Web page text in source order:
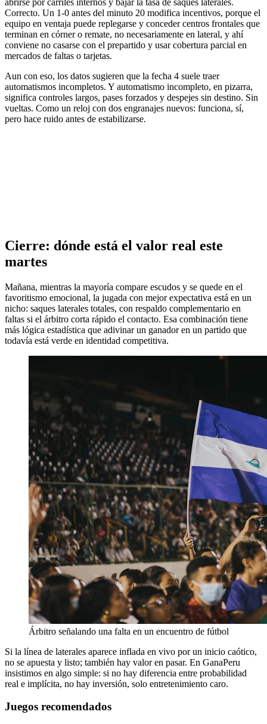
Correcto. Un 1-0 antes del minuto 20 modifica incentivos, porque el
equipo en ventaja puede replegarse y conceder centros frontales que
terminan en córner o remate, no necesariamente en lateral, y ahí
conviene no casarse con el prepartido y usar cobertura parcial en
mercados de faltas o tarjetas.
Aun con eso, los datos sugieren que la fecha 4 suele traer
automatismos incompletos. Y automatismo incompleto, en pizarra,
significa controles largos, pases forzados y despejes sin destino. Sin
vueltas. Como un reloj con dos engranajes nuevos: funciona, sí,
pero hace ruido antes de estabilizarse.
Cierre: dónde está el valor real este
martes
Mañana, mientras la mayoría compare escudos y se quede en el
favoritismo emocional, la jugada con mejor expectativa está en un
nicho: saques laterales totales, con respaldo complementario en
faltas si el árbitro corta rápido el contacto. Esa combinación tiene
más lógica estadística que adivinar un ganador en un partido que
todavía está verde en identidad competitiva.
Árbitro señalando una falta en un encuentro de fútbol
Si la línea de laterales aparece inflada en vivo por un inicio caótico,
no se apuesta y listo; también hay valor en pasar. En GanaPeru
insistimos en algo simple: si no hay diferencia entre probabilidad
real e implícita, no hay inversión, solo entretenimiento caro.
Juegos recomendados